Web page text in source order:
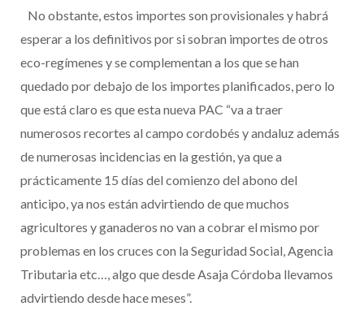
No obstante, estos importes son provisionales y habrá
esperar a los definitivos por si sobran importes de otros
eco-regímenes y se complementan a los que se han
quedado por debajo de los importes planificados, pero lo
que está claro es que esta nueva PAC “va a traer
numerosos recortes al campo cordobés y andaluz además
de numerosas incidencias en la gestión, ya que a
prácticamente 15 días del comienzo del abono del
anticipo, ya nos están advirtiendo de que muchos
agricultores y ganaderos no van a cobrar el mismo por
problemas en los cruces con la Seguridad Social, Agencia
Tributaria etc…, algo que desde Asaja Córdoba llevamos
advirtiendo desde hace meses”.